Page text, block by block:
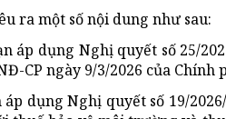
ra một số nội dung như sau:
áp dụng Nghị quyết số 25/
CP ngày 9/3/2026 của Chính
dụng Nghị quyết số 19/